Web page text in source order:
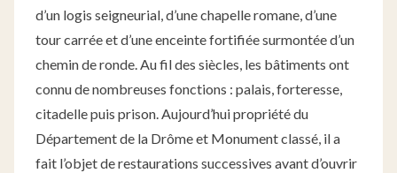
d’un logis seigneurial, d’une chapelle romane, d’une
tour carrée et d’une enceinte fortifiée surmontée d’un
chemin de ronde. Au fil des siècles, les bâtiments ont
connu de nombreuses fonctions : palais, forteresse,
citadelle puis prison. Aujourd’hui propriété du
Département de la Drôme et Monument classé, il a
fait l’objet de restaurations successives avant d’ouvrir